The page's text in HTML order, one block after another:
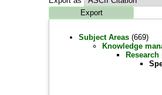
Subject Areas (669)
Knowledge